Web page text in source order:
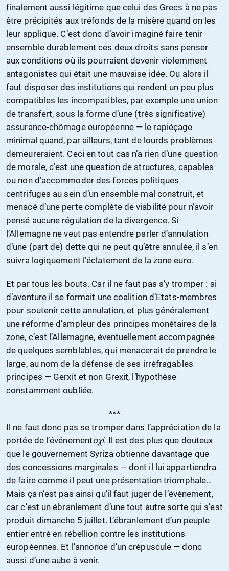
finalement aussi légitime que celui des Grecs à ne pas
être précipités aux tréfonds de la misère quand on les
leur applique. C’est donc d’avoir imaginé faire tenir
ensemble durablement ces deux droits sans penser
aux conditions où ils pourraient devenir violemment
antagonistes qui était une mauvaise idée. Ou alors il
faut disposer des institutions qui rendent un peu plus
compatibles les incompatibles, par exemple une union
de transfert, sous la forme d’une (très significative)
assurance-chômage européenne — le rapiéçage
minimal quand, par ailleurs, tant de lourds problèmes
demeureraient. Ceci en tout cas n’a rien d’une question
de morale, c’est une question de structures, capables
ou non d’accommoder des forces politiques
centrifuges au sein d’un ensemble mal construit, et
menacé d’une perte complète de viabilité pour n’avoir
pensé aucune régulation de la divergence. Si
l’Allemagne ne veut pas entendre parler d’annulation
d’une (part de) dette qui ne peut qu’être annulée, il s’en
suivra logiquement l’éclatement de la zone euro.
Et par tous les bouts. Car il ne faut pas s’y tromper : si
d’aventure il se formait une coalition d’Etats-membres
pour soutenir cette annulation, et plus généralement
une réforme d’ampleur des principes monétaires de la
zone, c’est l’Allemagne, éventuellement accompagnée
de quelques semblables, qui menacerait de prendre le
large, au nom de la défense de ses irréfragables
principes — Gerxit et non Grexit, l’hypothèse
constamment oubliée.
***
Il ne faut donc pas se tromper dans l’appréciation de la
portée de l’événementoχi. Il est des plus que douteux
que le gouvernement Syriza obtienne davantage que
des concessions marginales — dont il lui appartiendra
de faire comme il peut une présentation triomphale…
Mais ça n’est pas ainsi qu’il faut juger de l’événement,
car c’est un ébranlement d’une tout autre sorte qui s’est
produit dimanche 5 juillet. L’ébranlement d’un peuple
entier entré en rébellion contre les institutions
européennes. Et l’annonce d’un crépuscule — donc
aussi d’une aube à venir.